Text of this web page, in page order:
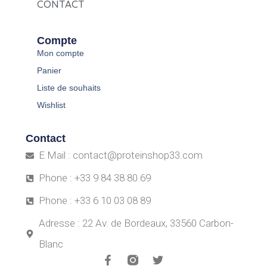
CONTACT
Compte
Mon compte
Panier
Liste de souhaits
Wishlist
Contact
E Mail : contact@proteinshop33.com
Phone : +33 9 84 38 80 69
Phone : +33 6 10 03 08 89
Adresse : 22 Av. de Bordeaux, 33560 Carbon-
Blanc